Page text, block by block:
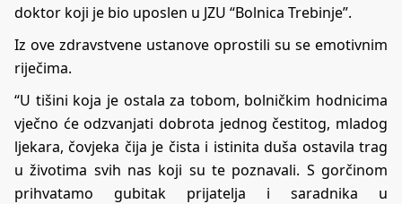
doktor koji je bio uposlen u JZU “Bolnica Trebinje”.
Iz ove zdravstvene ustanove oprostili su se emotivnim
riječima.
“U tišini koja je ostala za tobom, bolničkim hodnicima
vječno će odzvanjati dobrota jednog čestitog, mladog
ljekara, čovjeka čija je čista i istinita duša ostavila trag
u životima svih nas koji su te poznavali. S gorčinom
prihvatamo gubitak prijatelja i saradnika u